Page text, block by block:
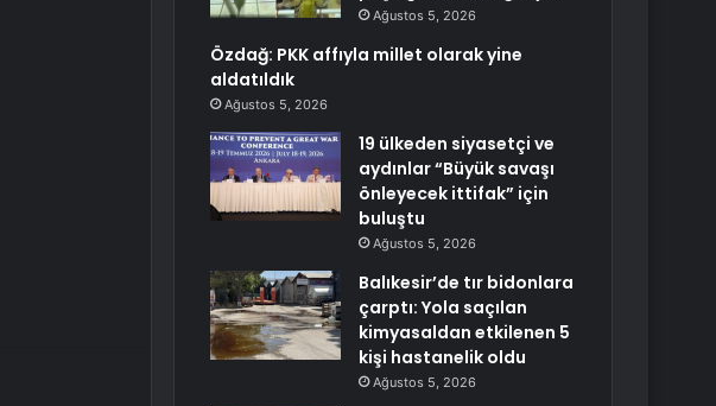
Ağustos 5, 2026
Özdağ: PKK affıyla millet olarak yine
aldatıldık
Ağustos 5, 2026
19 ülkeden siyasetçi ve
aydınlar “Büyük savaşı
önleyecek ittifak” için
buluştu
Ağustos 5, 2026
Balıkesir’de tır bidonlara
çarptı: Yola saçılan
kimyasaldan etkilenen 5
kişi hastanelik oldu
Ağustos 5, 2026